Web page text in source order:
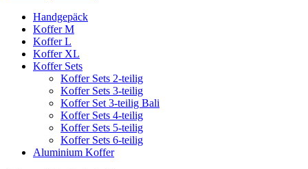
Handgepäck
Koffer M
Koffer L
Koffer XL
Koffer Sets
Koffer Sets 2-teilig
Koffer Sets 3-teilig
Koffer Set 3-teilig Bali
Koffer Sets 4-teilig
Koffer Sets 5-teilig
Koffer Sets 6-teilig
Aluminium Koffer